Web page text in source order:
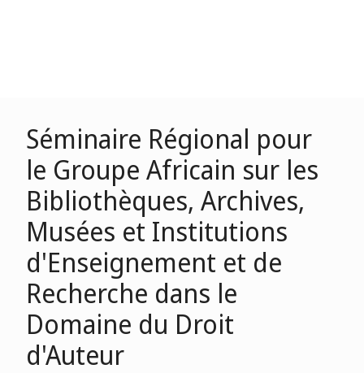
Séminaire Régional pour
le Groupe Africain sur les
Bibliothèques, Archives,
Musées et Institutions
d'Enseignement et de
Recherche dans le
Domaine du Droit
d'Auteur